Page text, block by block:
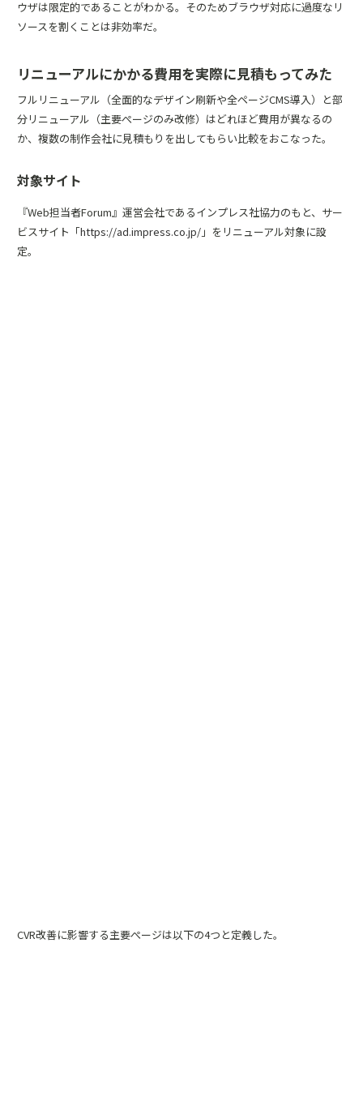
ウザは限定的であることがわかる。そのためブラウザ対応に過度なリ
ソースを割くことは非効率だ。
リニューアルにかかる費用を実際に見積もってみた
フルリニューアル（全面的なデザイン刷新や全ページCMS導入）と部
分リニューアル（主要ぺージのみ改修）はどれほど費用が異なるの
か、複数の制作会社に見積もりを出してもらい比較をおこなった。
対象サイト
『Web担当者Forum』運営会社であるインプレス社協力のもと、サー
ビスサイト「https://ad.impress.co.jp/ 」をリニューアル対象に設
定。
CVR改善に影響する主要ぺージは以下の4つと定義した。